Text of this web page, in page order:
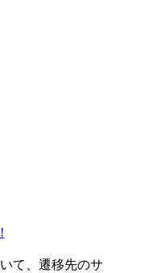
て、遷移先のサ